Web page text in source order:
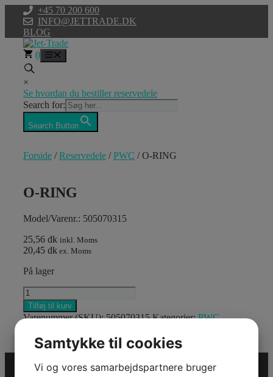
indhold
+45 70 200 600
INFO@JETTRADE.DK
BLOG
0
×
Se hvordan du bestiller reservedele
Search for:
Search Button
Forside /Reservedele /PWC / O-RING
O-RING
Model/Varenr.: 505070315
25,56 dk inkl. Moms
20,45 dk ex. Moms
På lager
O-
RING
antal
Tilføj til kurv
Varenummer (SKU):505070315 Kategorier:PWC,
Samtykke til cookies
Vi og vores samarbejdspartnere bruger